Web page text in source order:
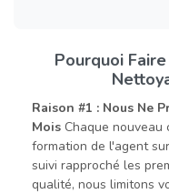
Pourquoi
Raison #1 : Nous Ne
Mois Chaque
formation de l'agent
suivi rapproché les
qualité, nous limitons